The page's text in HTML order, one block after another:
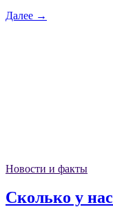
Далее →
Новости и факты
Сколько у